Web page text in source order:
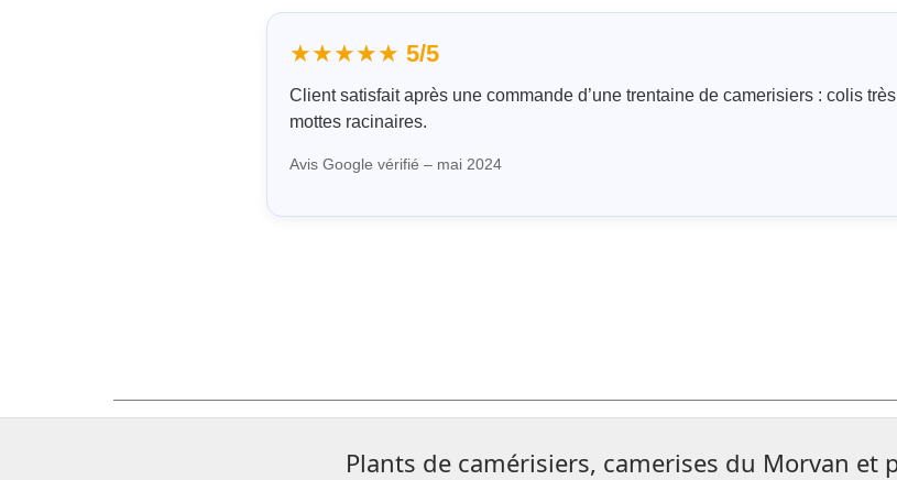
★★★★★ 5/5
Client satisfait après une commande d’une trentaine de camerisiers : colis
mottes racinaires.
Avis Google vérifié – mai 2024
Plants de camérisiers, camerises du Morvan